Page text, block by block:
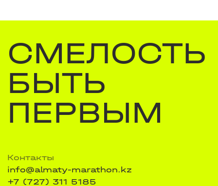
СМЕЛОСТЬ
БЫТЬ
ПЕРВЫМ
Контакты
info@almaty-marathon.kz
+7 (727) 311 5185